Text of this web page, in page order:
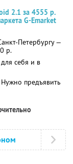
2.1 за 4555 р.
G-Emarket
Петербургу —
р.
себя и в
предъявить